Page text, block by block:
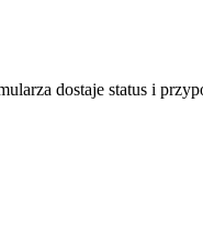
dostaje status i